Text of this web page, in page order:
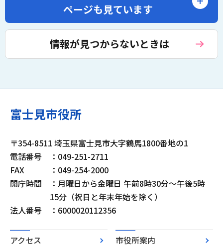
ページも見ています
情報が見つからないときは
富士見市役所
〒354-8511 埼玉県富士見市大字鶴馬1800番地の1
電話番号
：049-251-2711
FAX
：049-254-2000
開庁時間
：月曜日から金曜日 午前8時30分～午後5時
15分（祝日と年末年始を除く）
法人番号
：6000020112356
アクセス 市役所案内